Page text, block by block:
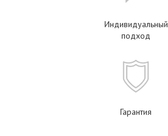
Индивидуальный
подход
Гарантия